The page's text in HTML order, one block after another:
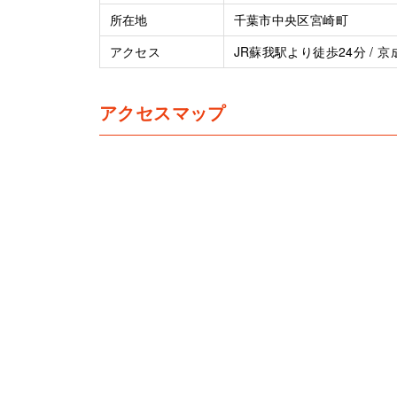
所在地
千葉市中央区宮崎町
アクセス
JR蘇我駅より徒歩24分 / 京
アクセスマップ